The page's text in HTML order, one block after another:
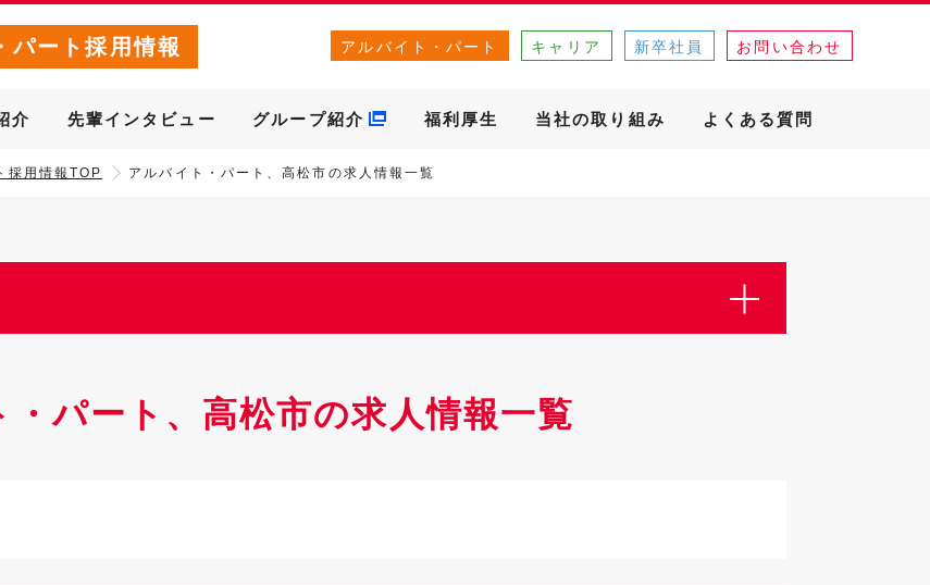
パート採用情報 アルバイト・パート キャリア 新卒社員 お問い合わせ
介 先輩インタビュー グループ紹介 福利厚生 当社の取り組み よくある質問
採用情報TOP アルバイト・パート、高松市の求人情報一覧
・パート、高松市の求人情報一覧